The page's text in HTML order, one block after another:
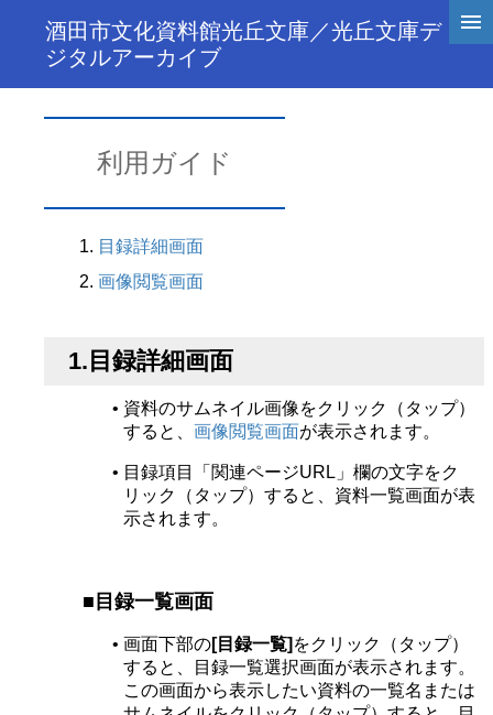
酒田市文化資料館光丘文庫／光丘文庫デ
ジタルアーカイブ